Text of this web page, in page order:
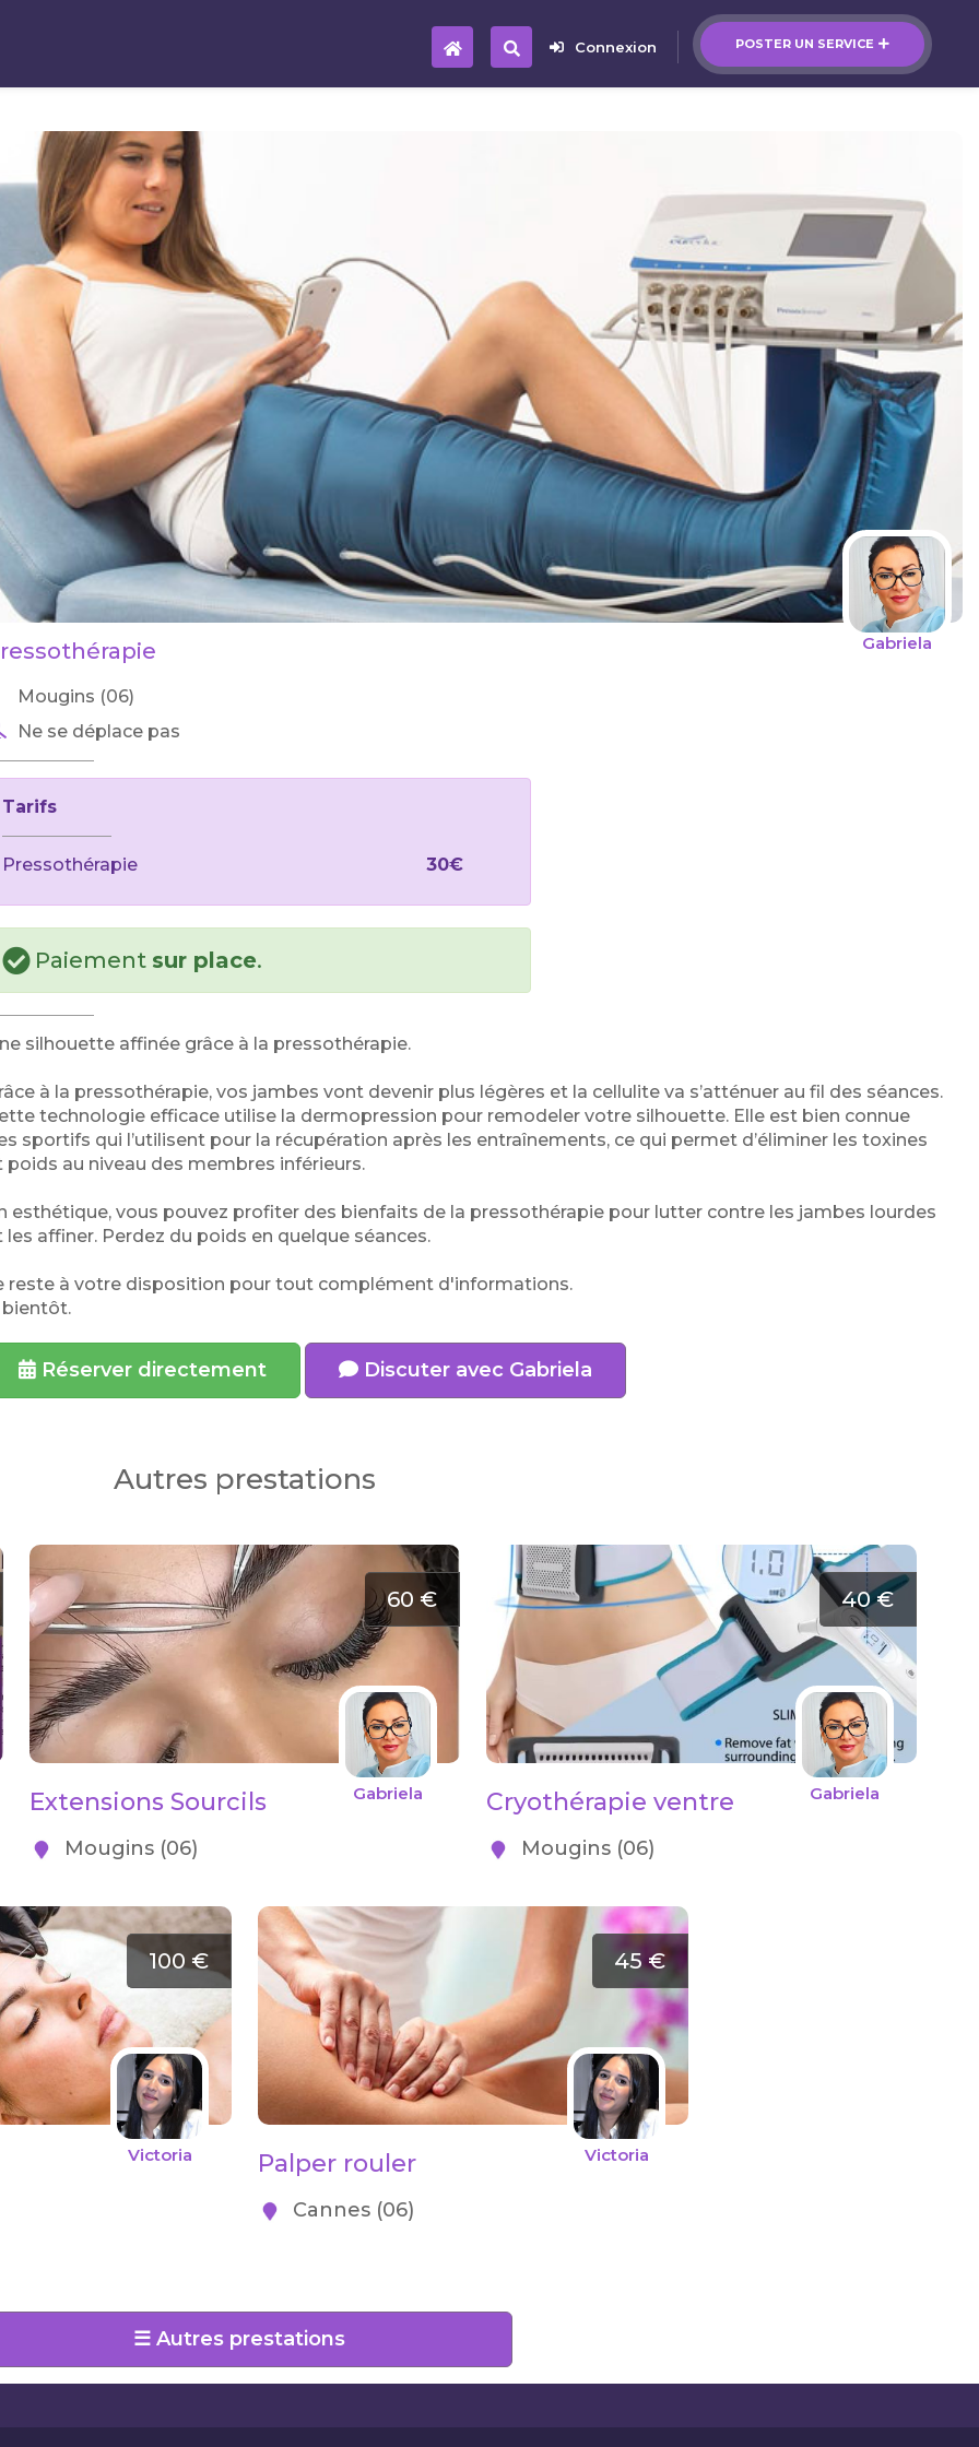
POSTER UN SERVICE
Connexion
Gabriela
Mougins (06)
Ne se déplace pas
Tarifs
Pressothérapie 30€
Paiement sur place.
silhouette affinée grâce à la pressothérapie.
à la pressothérapie, vos jambes vont devenir plus légères et la cellulite va s’atténuer au fil des séances.
technologie efficace utilise la dermopression pour remodeler votre silhouette. Elle est bien connue
sportifs qui l’utilisent pour la récupération après les entraînements, ce qui permet d’éliminer les toxines
poids au niveau des membres inférieurs.
esthétique, vous pouvez profiter des bienfaits de la pressothérapie pour lutter contre les jambes lourdes
les affiner. Perdez du poids en quelque séances.
reste à votre disposition pour tout complément d'informations.
bientôt.
Réserver directement Discuter avec Gabriela
Autres prestations
60 €
Gabriela
Extensions Sourcils
Mougins (06)
40 €
Gabriela
Cryothérapie ventre
Mougins (06)
100 €
Victoria
45 €
Victoria
Palper rouler
Cannes (06)
☰ Autres prestations